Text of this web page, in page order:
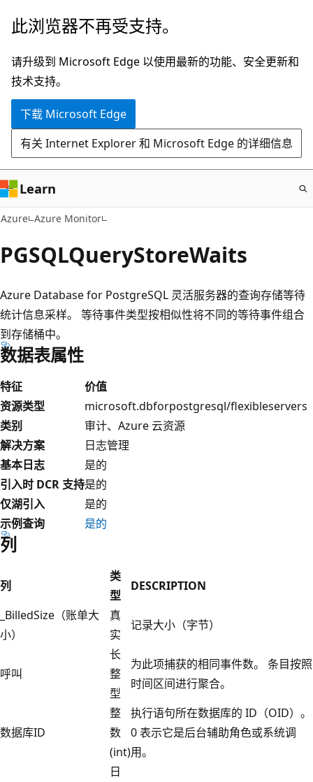
跳
主
要
内
此浏览器不再受支持。
请升级到 Microsoft Edge 以使用最新的功能、安全更新和
技术支持。
下载 Microsoft Edge
有关 Internet Explorer 和 Microsoft Edge 的详细信息
Learn
Azure Azure Monitor
PGSQLQueryStoreWaits
Azure Database for PostgreSQL 灵活服务器的查询存储等待
统计信息采样。 等待事件类型按相似性将不同的等待事件组合
到存储桶中。
数据表属性
特征
价值
资源类型
microsoft.dbforpostgresql/flexibleservers
类别
审计、Azure 云资源
解决方案
日志管理
基本日志
是的
引入时 DCR 支持是的
仅湖引入
是的
示例查询
是的
列
列
类
型
DESCRIPTION
_BilledSize（账单大
小）
真
实
记录大小（字节）
呼叫
长
整
型
为此项捕获的相同事件数。 条目按照
时间区间进行聚合。
数据库ID
整
数
(int)
执行语句所在数据库的 ID（OID）。
0 表示它是后台辅助角色或系统调
用。
日